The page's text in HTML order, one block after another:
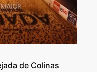
de Colinas